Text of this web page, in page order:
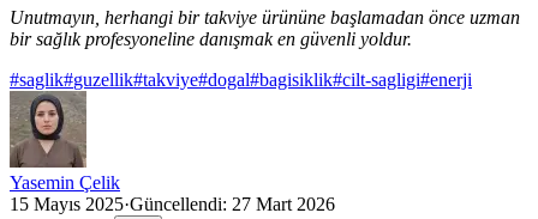
Unutmayın, herhangi bir takviye ürününe başlamadan önce uzman
bir sağlık profesyoneline danışmak en güvenli yoldur.
#saglik#guzellik#takviye#dogal#bagisiklik#cilt-sagligi#enerji
Yasemin Çelik
15 Mayıs 2025·Güncellendi: 27 Mart 2026